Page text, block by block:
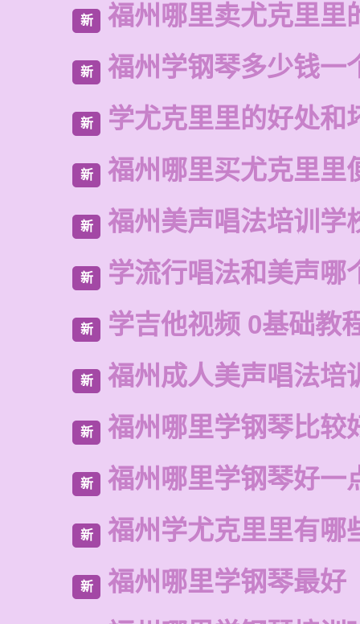
新 福州哪里卖尤克里里
新 福州学钢琴多少钱一
新 学尤克里里的好处和
新 福州哪里买尤克里里
新 福州美声唱法培训学
新 学流行唱法和美声哪
新 学吉他视频 0基础教
新 福州成人美声唱法培
新 福州哪里学钢琴比较
新 福州哪里学钢琴好一
新 福州学尤克里里有哪
新
福州哪里学钢琴最好